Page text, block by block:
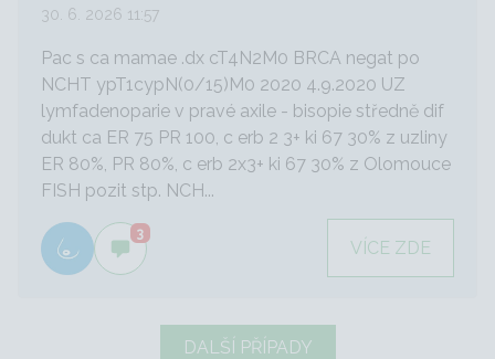
30. 6. 2026 11:57
Pac s ca mamae .dx cT4N2M0 BRCA negat po
NCHT ypT1cypN(0/15)M0 2020 4.9.2020 UZ
lymfadenoparie v pravé axile - bisopie středně dif
dukt ca ER 75 PR 100, c erb 2 3+ ki 67 30% z uzliny
ER 80%, PR 80%, c erb 2x3+ ki 67 30% z Olomouce
FISH pozit stp. NCH...
3
VÍCE ZDE
DALŠÍ PŘÍPADY